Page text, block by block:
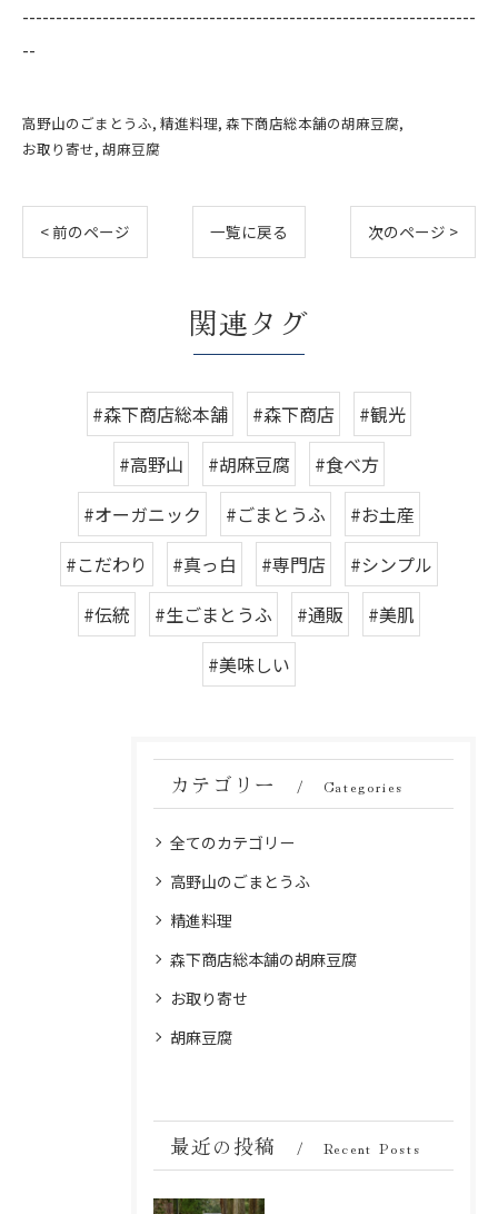
--------------------------------------------------------------------
--
高野山のごまとうふ 精進料理 森下商店総本舗の胡麻豆腐
お取り寄せ 胡麻豆腐
< 前のページ 一覧に戻る 次のページ >
関連タグ
#森下商店総本舗 #森下商店
#観光
#高野山
#胡麻豆腐
#食べ方
#オーガニック
#ごまとうふ
#お土産
#こだわり
#真っ白 #専門店
#シンプル
#伝統
#生ごまとうふ #通販
#美肌
#美味しい
カテゴリー Categories
全てのカテゴリー
高野山のごまとうふ
精進料理
森下商店総本舗の胡麻豆腐
お取り寄せ
胡麻豆腐
最近の投稿 Recent Posts